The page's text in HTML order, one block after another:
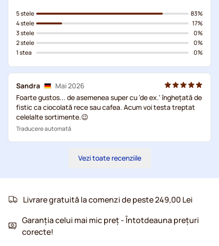
5 stele
4 stele
3 stele
2 stele
1 stea
83%
17%
0%
0%
0%
Sandra
Mai 2026
Foarte gustos... de asemenea super cu 'de ex.' înghețată de
fistic ca ciocolată rece sau cafea. Acum voi testa treptat
celelalte sortimente.😉
Traducere automată
Vezi toate recenziile
Livrare gratuită la comenzi de peste 249,00 Lei
Garanția celui mai mic preț - Întotdeauna prețuri
corecte!